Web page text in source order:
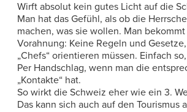
Wirft absolut kein gutes Licht auf die
Man hat das Gefühl, als ob die
machen, was sie wollen. Man
Vorahnung: Keine Regeln und
„Chefs“ orientieren müssen. Einfach
Per Handschlag, wenn man die
„Kontakte“ hat.
So wirkt die Schweiz eher wie ein 3.
Das kann sich auch auf den Tourismus